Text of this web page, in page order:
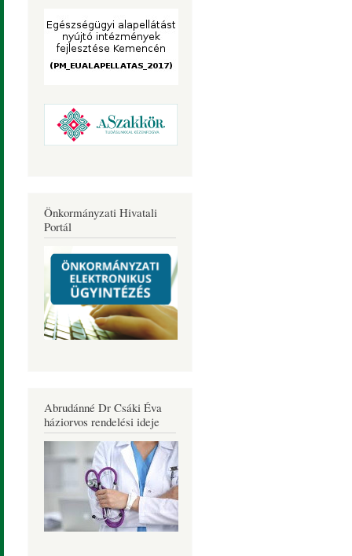
Önkormányzati Hivatali
Portál
Abrudánné Dr Csáki Éva
háziorvos rendelési ideje